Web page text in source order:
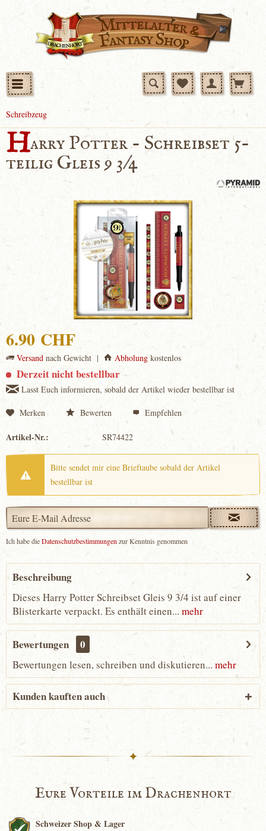
Schreibzeug
Harry Potter - Schreibset 5-
teilig Gleis 9 3/4
6.90 CHF
Versand nach Gewicht | Abholungkostenlos
Derzeit nicht bestellbar
Lasst Euch informieren, sobald der Artikel wieder bestellbar ist
Merken Bewerten Empfehlen
Artikel-Nr.: SR74422
Bitte sendet mir eine Brieftaube sobald der Artikel
bestellbar ist
Ich habe dieDatenschutzbestimmungenzur Kenntnis genommen
Beschreibung
Dieses Harry Potter Schreibset Gleis 9 3/4 ist auf einer
Blisterkarte verpackt. Es enthält einen... mehr
Bewertungen 0
Bewertungen lesen, schreiben und diskutieren... mehr
Kunden kauften auch
✦
Eure Vorteile im Drachenhort
Schweizer Shop & Lager